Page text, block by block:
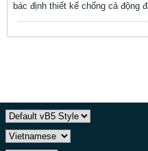
bác định thiết kế chống cả động